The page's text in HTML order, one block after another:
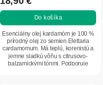
Do košíka
Esenciálny olej kardamóm je 100 %
prírodný olej zo semien Elettaria
cardamomum. Má teplú, korenistú a
jemne sladkú vôňu s citrusovo-
balzamickými tónmi. Podporuje